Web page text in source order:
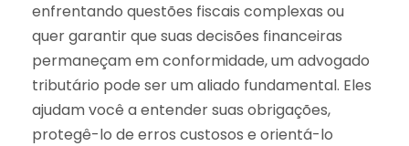
enfrentando questões fiscais complexas ou
quer garantir que suas decisões financeiras
permaneçam em conformidade, um advogado
tributário pode ser um aliado fundamental. Eles
ajudam você a entender suas obrigações,
protegê-lo de erros custosos e orientá-lo